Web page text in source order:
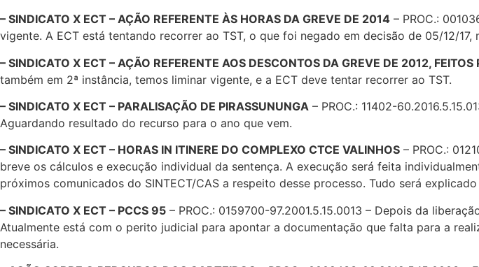
– SINDICATO X ECT – AÇÃO REFERENTE ÀS HORAS DA GREVE DE 2014 – PROC.:
vigente. A ECT está tentando recorrer ao TST, o que foi negado em decisão de 05/12/17,
– SINDICATO X ECT – AÇÃO REFERENTE AOS DESCONTOS DA GREVE DE 2012,
também em 2ª instância, temos liminar vigente, e a ECT deve tentar recorrer ao TST.
– SINDICATO X ECT – PARALISAÇÃO DE PIRASSUNUNGA – PROC.: 11402-
Aguardando resultado do recurso para o ano que vem.
– SINDICATO X ECT – HORAS IN ITINERE DO COMPLEXO CTCE VALINHOS – PROC.:
breve os cálculos e execução individual da sentença. A execução será feita
próximos comunicados do SINTECT/CAS a respeito desse processo. Tudo será
– SINDICATO X ECT – PCCS 95 – PROC.: 0159700-97.2001.5.15.0013 – Depois da
Atualmente está com o perito judicial para apontar a documentação que falta para a
necessária.